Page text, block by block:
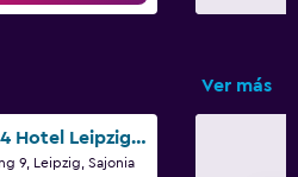
Ver más
Travel24 Hotel Leipzig City
9, Leipzig, Sajonia